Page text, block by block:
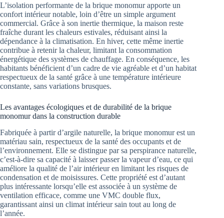
L’isolation performante de la brique monomur apporte un
confort intérieur notable, loin d’être un simple argument
commercial. Grâce à son inertie thermique, la maison reste
fraîche durant les chaleurs estivales, réduisant ainsi la
dépendance à la climatisation. En hiver, cette même inertie
contribue à retenir la chaleur, limitant la consommation
énergétique des systèmes de chauffage. En conséquence, les
habitants bénéficient d’un cadre de vie agréable et d’un habitat
respectueux de la santé grâce à une température intérieure
constante, sans variations brusques.
Les avantages écologiques et de durabilité de la brique
monomur dans la construction durable
Fabriquée à partir d’argile naturelle, la brique monomur est un
matériau sain, respectueux de la santé des occupants et de
l’environnement. Elle se distingue par sa perspirance naturelle,
c’est-à-dire sa capacité à laisser passer la vapeur d’eau, ce qui
améliore la qualité de l’air intérieur en limitant les risques de
condensation et de moisissures. Cette propriété est d’autant
plus intéressante lorsqu’elle est associée à un système de
ventilation efficace, comme une VMC double flux,
garantissant ainsi un climat intérieur sain tout au long de
l’année.